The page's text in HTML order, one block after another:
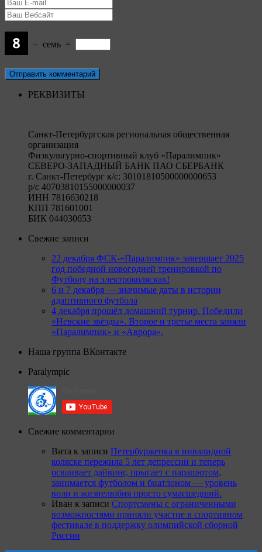
− семь =
РЕКВИЗИТЫ
Санкт-Петербургская региональная общественная
организация
Физкультурно-спортивный клуб «Паралимпик»
СЕВЕРО-ЗАПАДНЫЙ БАНК ПАО СБЕРБАНК
г. Санкт-Петербург к/c: 30101810500000000653
р/c 40703810155000000037
ИНН 7816630218
КПП 781601001
БИК 044030653
Свежие записи
22 декабря ФСК-«Паралимпик» завершает 2025
год победной новогодней тренировкой по
Футболу на электроколясках!
6 и 7 декабря — значимые даты в истории
адаптивного футбола
4 декабря прошёл домашний турнир. Победили
«Невские звёзды». Второе и третье места заняли
«Паралимпик» и «Аврора».
Наша группа ВКонтакте
Paralympic
Свежие комментарии
Вита к записи Петербурженка в инвалидной
коляске пережила 5 лет депрессии и теперь
осваивает дайвинг, прыгает с парашютом,
занимается футболом и биатлоном — уровень
воли и жизнелюбия просто сумасшедший.
Иван к записи Спортсмены с ограниченными
возможностями приняли участие в спортивном
фестивале в поддержку олимпийской сборной
России